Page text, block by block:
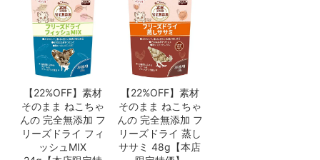
【22%OFF】素材
そのまま ねこちゃ
んの 完全無添加 フ
リーズドライ フィ
ッシュMIX
【22%OFF】素材
そのまま ねこちゃ
んの 完全無添加 フ
リーズドライ 蒸し
ササミ 48g【本店